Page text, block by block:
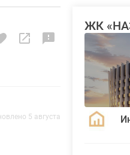
5 августа
ЖК